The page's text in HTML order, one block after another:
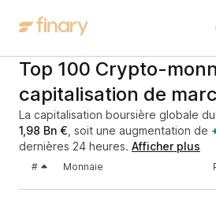
Top 100 Crypto-
capitalisation de
La capitalisation boursière globale
1,98 Bn € , soit une augmentation de
dernières 24 heures. Afficher plus
# Monnaie